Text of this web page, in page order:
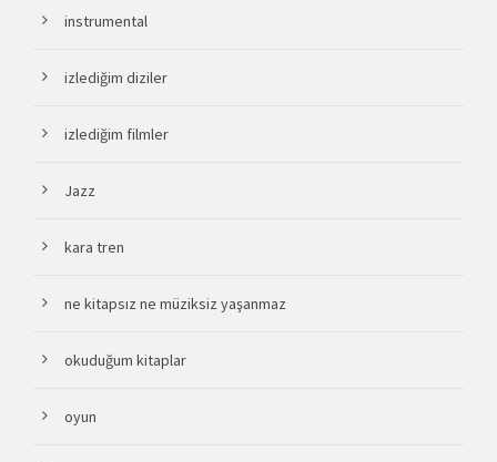
instrumental
izlediğim diziler
izlediğim filmler
Jazz
kara tren
ne kitapsız ne müziksiz yaşanmaz
okuduğum kitaplar
oyun